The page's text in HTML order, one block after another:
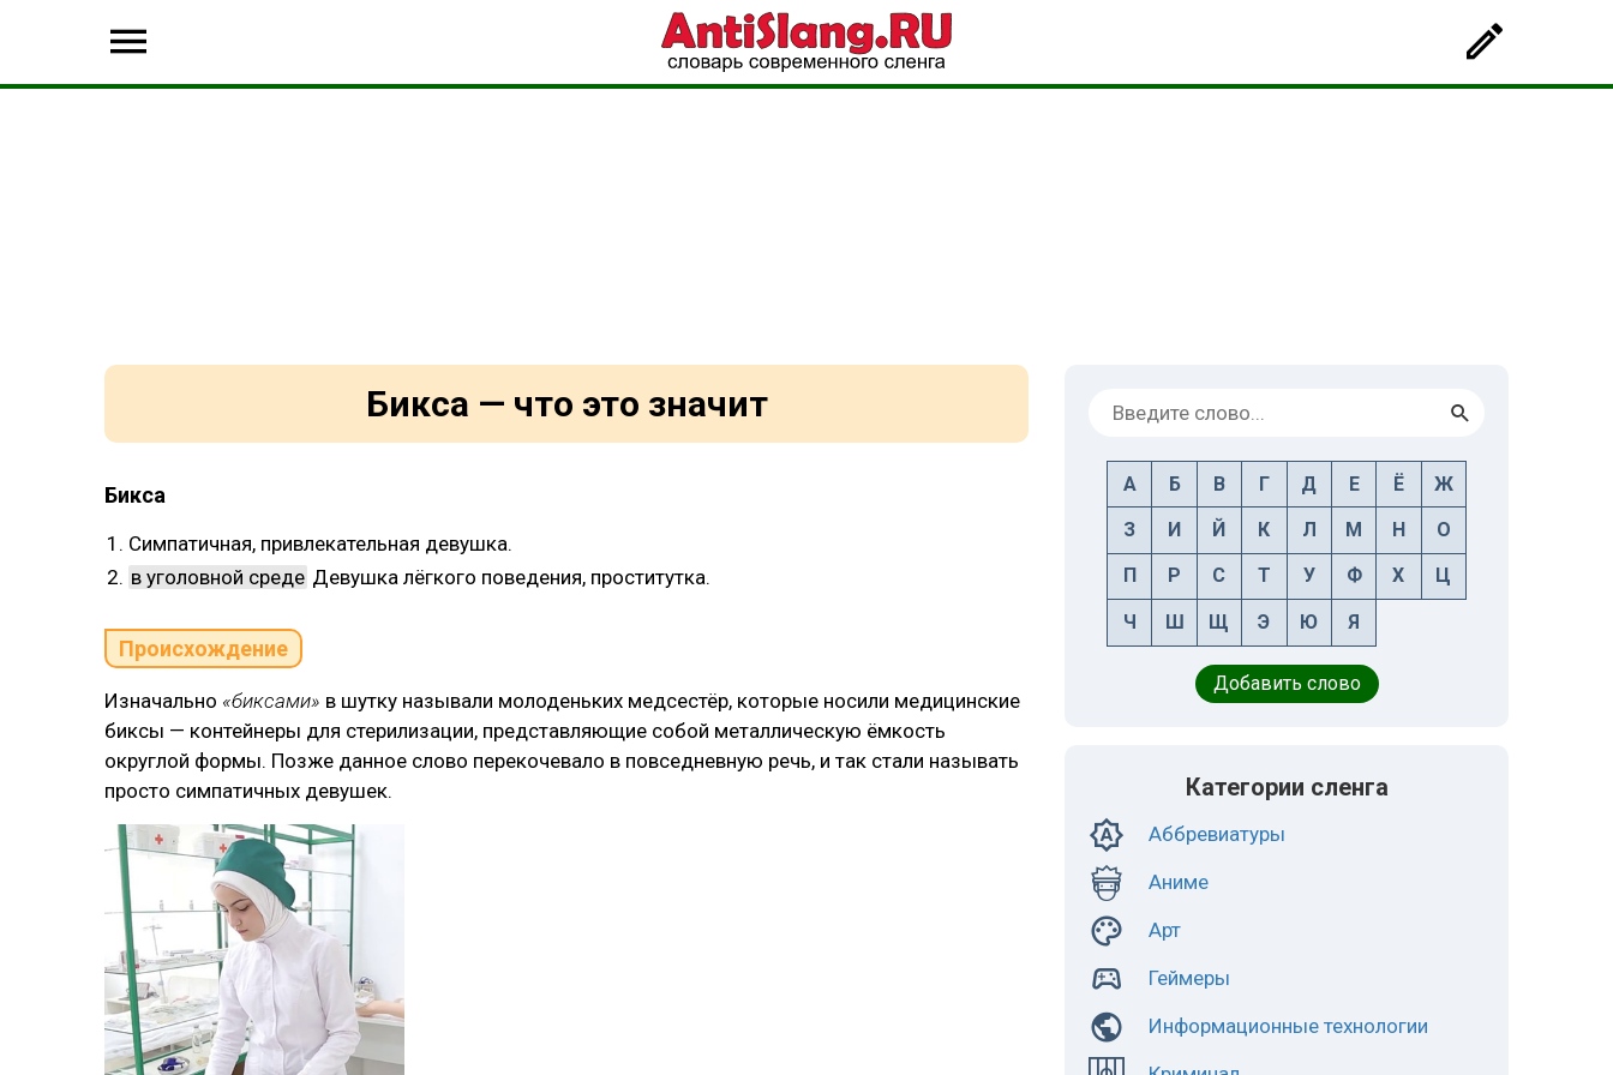
Бикса — что это значит
Бикса
Симпатичная, привлекательная девушка.
в уголовной среде Девушка лёгкого поведения, проститутка.
Происхождение
Изначально «биксами» в шутку называли молоденьких медсестёр, которые носили медицинские
биксы — контейнеры для стерилизации, представляющие собой металлическую ёмкость
округлой формы. Позже данное слово перекочевало в повседневную речь, и так стали называть
просто симпатичных девушек.
А Б В Г Д Е Ё Ж
З И Й К Л М Н О
П Р С Т У Ф Х Ц
Ч Ш Щ Э Ю Я
Добавить слово
Категории сленга
Аббревиатуры
Аниме
Арт
Геймеры
Информационные технологии